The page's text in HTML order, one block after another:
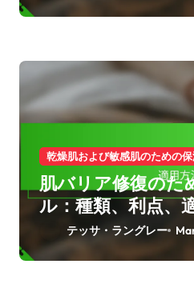
乾燥肌および敏感肌のための
肌バリア修復のた
ル：種類、利点、
テッサ・ラングレー